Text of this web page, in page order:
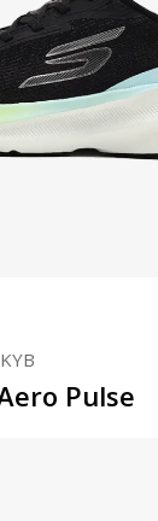
Pulse